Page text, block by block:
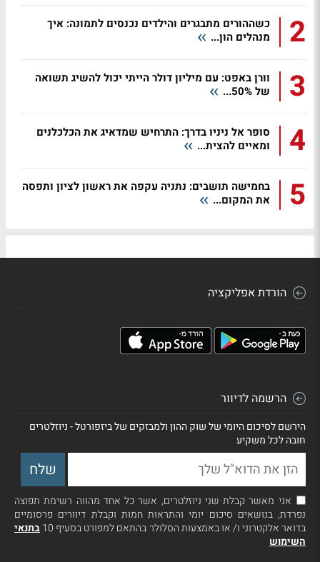
2
כשההורים מתבגרים והילדים נכנסים לתמונה: איך
מנהלים הון...
3
וורן באפט: עם מיליון דולר הייתי יכול להשיג תשואה
של 50%...
4
סופר אל ניניו בדרך: התרחיש שמדאיג את הכלכלנים
ומאיים להצית...
5
בחמישה תושבים: נתניה עקפה את ראשון לציון ותפסה
את המקום...
הורדת אפליקציה
הרשמה לדיוור
הירשם לסיכום היומי של שוק ההון ולמבזקים של ביזפורטל - ניוזלטרים
חובה לכל משקיע
אני מאשר קבלת שני ניוזלטרים, אשר כל אחד מהווה רשימת תפוצה
נפרדת, בנושאים סיכום יומי והתראות חמות וקבלת דיוורים פרסומיים
בדואר אלקטרוני ו/ או באמצעות הסלולר בהתאם למפורט בסעיף 10
בתנאי
השימוש